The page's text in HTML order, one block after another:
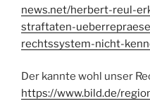
news.net/herbert-reul-
straftaten-
rechtssystem-nicht-
Der kannte wohl unser
https://www.bild.de/